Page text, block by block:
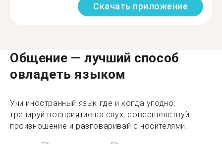
Скачать приложение
Общение — лучший способ
овладеть языком
Учи иностранный язык где и когда угодно:
тренируй восприятие на слух, совершенствуй
произношение и разговаривай с носителями.